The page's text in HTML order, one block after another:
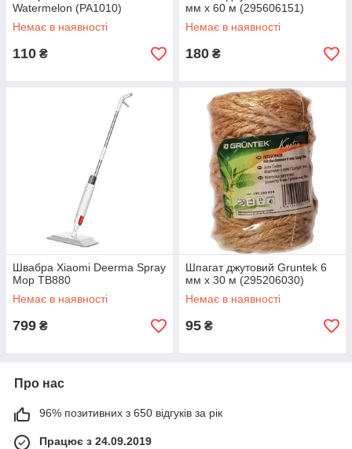
Watermelon (PA1010)
Немає в наявності
110 ₴
мм х 60 м (295606151)
Немає в наявності
180 ₴
Швабра Xiaomi Deerma Spray
Mop TB880
Немає в наявності
799 ₴
Шпагат джутовий Gruntek 6
мм х 30 м (295206030)
Немає в наявності
95 ₴
Про нас
96% позитивних з 650 відгуків за рік
Працює з 24.09.2019